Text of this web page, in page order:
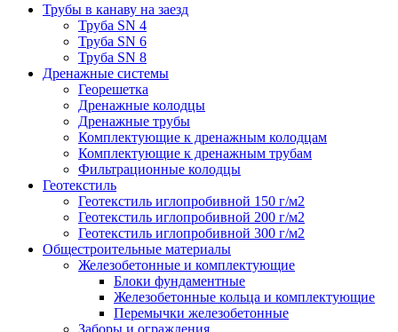
Трубы в канаву на заезд
Труба SN 4
Труба SN 6
Труба SN 8
Дренажные системы
Георешетка
Дренажные колодцы
Дренажные трубы
Комплектующие к дренажным колодцам
Комплектующие к дренажным трубам
Фильтрационные колодцы
Геотекстиль
Геотекстиль иглопробивной 150 г/м2
Геотекстиль иглопробивной 200 г/м2
Геотекстиль иглопробивной 300 г/м2
Общестроительные материалы
Железобетонные и комплектующие
Блоки фундаментные
Железобетонные кольца и комплектующие
Перемычки железобетонные
Заборы и ограждения